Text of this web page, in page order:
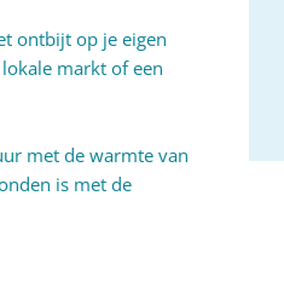
ontbijt op je eigen
markt of een
met de warmte van
is met de